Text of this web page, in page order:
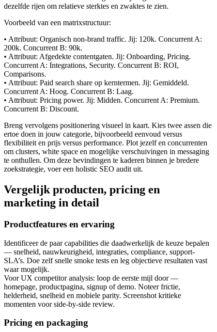
dezelfde rijen om relatieve sterktes en zwaktes te zien.
Voorbeeld van een matrixstructuur:
• Attribuut: Organisch non-brand traffic. Jij: 120k. Concurrent A:
200k. Concurrent B: 90k.
• Attribuut: Afgedekte contentgaten. Jij: Onboarding, Pricing.
Concurrent A: Integrations, Security. Concurrent B: ROI,
Comparisons.
• Attribuut: Paid search share op kerntermen. Jij: Gemiddeld.
Concurrent A: Hoog. Concurrent B: Laag.
• Attribuut: Pricing power. Jij: Midden. Concurrent A: Premium.
Concurrent B: Discount.
Breng vervolgens positionering visueel in kaart. Kies twee assen die
ertoe doen in jouw categorie, bijvoorbeeld eenvoud versus
flexibiliteit en prijs versus performance. Plot jezelf en concurrenten
om clusters, white space en mogelijke verschuivingen in messaging
te onthullen. Om deze bevindingen te kaderen binnen je bredere
zoekstrategie, voer een holistic SEO audit uit.
Vergelijk producten, pricing en
marketing in detail
Productfeatures en ervaring
Identificeer de paar capabilities die daadwerkelijk de keuze bepalen
— snelheid, nauwkeurigheid, integraties, compliance, support-
SLA’s. Doe zelf snelle smoke tests en leg objectieve resultaten vast
waar mogelijk.
Voor UX competitor analysis: loop de eerste mijl door —
homepage, productpagina, signup of demo. Noteer frictie,
helderheid, snelheid en mobiele parity. Screenshot kritieke
momenten voor side-by-side review.
Pricing en packaging